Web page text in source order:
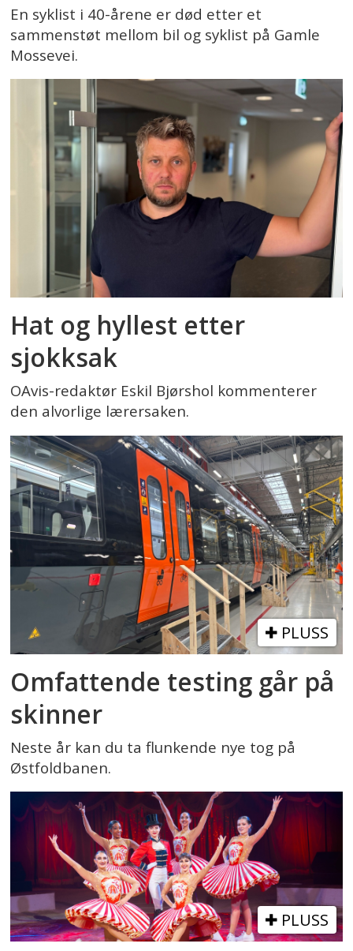
En syklist i 40-årene er død etter et
sammenstøt mellom bil og syklist på Gamle
Mossevei.
Hat og hyllest etter
sjokksak
OAvis-redaktør Eskil Bjørshol kommenterer
den alvorlige lærersaken.
PLUSS
Omfattende testing går på
skinner
Neste år kan du ta flunkende nye tog på
Østfoldbanen.
PLUSS